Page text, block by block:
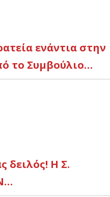
ενάντια στην
το Συμβούλιο…
δειλός! Η Σ.